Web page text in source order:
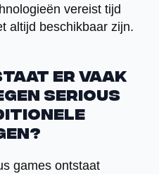
vereist tijd
altijd beschikbaar zijn.
er vaak
serious
games ontstaat